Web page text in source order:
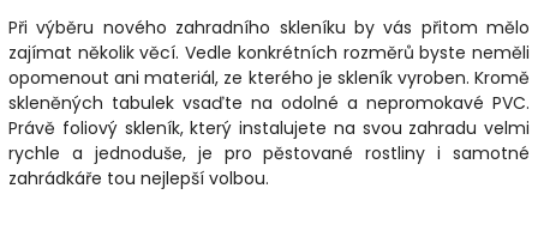
Při výběru nového zahradního skleníku by vás přitom mělo
zajímat několik věcí. Vedle konkrétních rozměrů byste neměli
opomenout ani materiál, ze kterého je skleník vyroben. Kromě
skleněných tabulek vsaďte na odolné a nepromokavé PVC.
Právě foliový skleník, který instalujete na svou zahradu velmi
rychle a jednoduše, je pro pěstované rostliny i samotné
zahrádkáře tou nejlepší volbou.